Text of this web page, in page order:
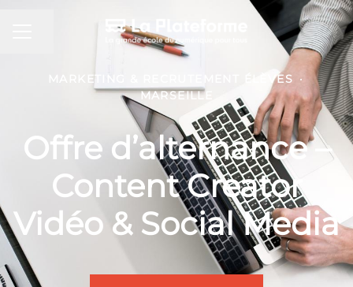
Partager la page
MARKETING & RECRUTEMENT ÉLÈVES ·
MARSEILLE
Offre d’alternance –
Content Creator
Vidéo & Social Media